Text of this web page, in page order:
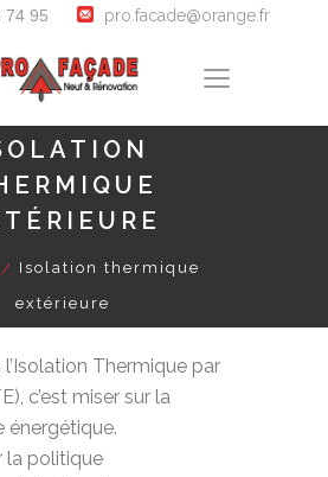
74 95 pro.facade@orange.fr
Isolation thermique
extérieure
l’Isolation Thermique par
c’est miser sur la
énergétique.
la politique